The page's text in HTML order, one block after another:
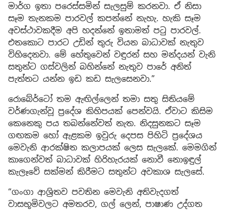
මාර්ග ඉතා පරෙස්සමින් සැලසුම් කරනවා. ඒ නිසා
සෑම තැනකම පාරවල් කපන්නේ නැහැ. හැකි සෑම
අවස්ථාවකදීම අපි හදන්නේ ඉතාමත් පටු පාරවල්.
එතකොට පාරට උඩින් තුරු වියන බාධාවක් නැතුව
විහිදෙනවා. මේ හේතුවෙන් වඳුරන් සහ මන්දයන් වැනි
සතුන්ට ගස්වලින් බහින්නේ නැතුව පාරේ අනිත්
පැත්තට යන්න ඉඩ කඩ සැලසෙනවා.”
රොබේර්ටෝ තම ඇඟිල්ලෙන් තමා සතු සිතියමේ
වර්ණගැන්වූ ප්‍රදේශ කිහිපයක් පෙන්වයි. ඒවාට කිසිම
කෙනෙකු පය තබන්නේවත් නැත. නිදසුනකට සෑම
ගඟකම හෝ ඇළකම ඉවුරු දෙපස පිහිටි ප්‍රදේශය
මෙවැනි ආරක්ෂිත කලාපයක් ලෙස සැලකේ. මෙමගින්
කාගෙන්වත් බාධාවක් හිරිහැරයක් නොවී නොඉඳුල්
කැලෑවේ සක්මන් කිරීමට සතුන්ට අවකාශ සැලසේ.
“ගංගා ආශ්‍රිතව පවතින මෙවැනි අතිවැදගත්
වාසභූමිවලට අමතරව, ගල් ලෙන්, පාෂාණ උද්ගත